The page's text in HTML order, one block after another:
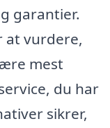
garantier.
at vurdere,
mest
du har
sikrer,